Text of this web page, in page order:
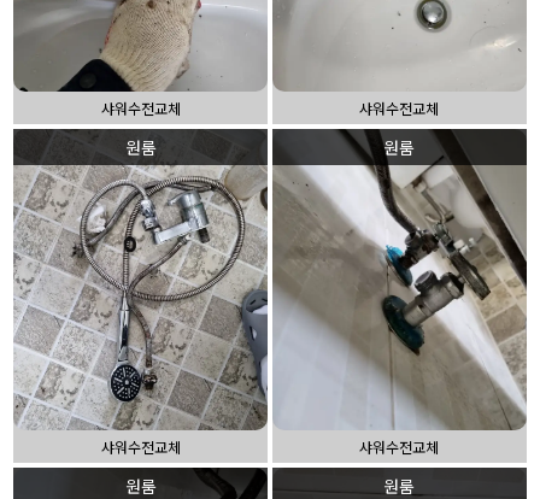
샤워수전교체 샤워수전교체
원룸
샤워수전교체
원룸
샤워수전교체
원룸 원룸